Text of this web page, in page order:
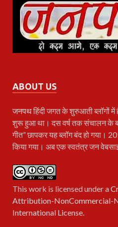
ABOUT US
जनपथहिंदी जगत के शुरुआती ब्लॉगों
शुरू हुआ था। दस वर्ष तक संचालन के
गीत” छापकर यह ब्लॉग बंद हो गया।
किया गया। अब एक स्वतंत्र जन
This work is licensed under a
Attribution-NonCommercial-
International License.